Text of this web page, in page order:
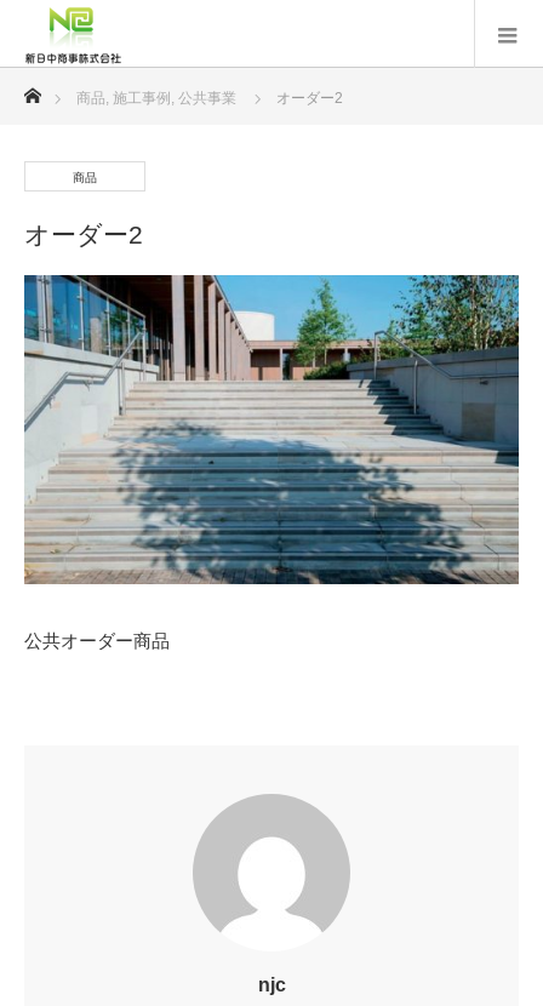
ホーム
商品, 施工事例 , 公共事業 オーダー2
商品
オーダー2
公共オーダー商品
njc